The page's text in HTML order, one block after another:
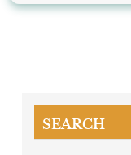
SEARCH